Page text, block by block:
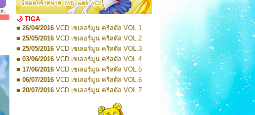
Edition 2
■ 03/2022Pretty Guardian Sailor Moon Eternal
Edition 3
■ 03/2022Pretty Guardian Sailor Moon Eternal
Edition 4
■ 07/2022Pretty Guardian Sailor Moon Eternal
Edition 5
■ 07/2022Pretty Guardian Sailor Moon Eternal
Edition 6
Pretty Guardian Sailor Moon Eternal
Edition 7
■ 01/2023Pretty Guardian Sailor Moon Eternal
Pretty Guardian Sailor Moon Eternal
🌙 TIGA
■ 26/04/2016 VCD เซเลอร์มูน คริสตัล VOL.1
■ 25/05/2016 VCD เซเลอร์มูน คริสตัล VOL.2
■ 25/05/2016 VCD เซเลอร์มูน คริสตัล VOL.3
■ 03/06/2016 VCD เซเลอร์มูน คริสตัล VOL.4
■ 17/06/2016 VCD เซเลอร์มูน คริสตัล VOL.5
■ 06/07/2016 VCD เซเลอร์มูน คริสตัล VOL.6
■ 20/07/2016 VCD เซเลอร์มูน คริสตัล VOL.7
VCD เซเลอร์มูน คริสตัล VOL.9